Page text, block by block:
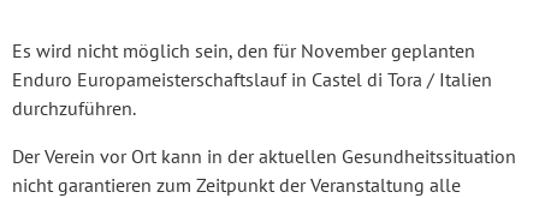
Es wird nicht möglich sein, den für November geplanten
Enduro Europameisterschaftslauf in Castel di Tora / Italien
durchzuführen.
Der Verein vor Ort kann in der aktuellen Gesundheitssituation
nicht garantieren zum Zeitpunkt der Veranstaltung alle